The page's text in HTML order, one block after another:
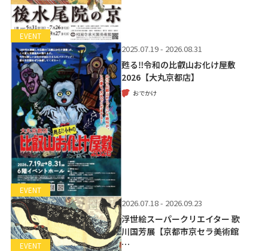
EVENT
EVENT
2025.07.19 - 2026.08.31
甦る‼令和の比叡山お化け屋敷
2026【大丸京都店】
おでかけ
EVENT
2026.07.18 - 2026.09.23
浮世絵スーパークリエイター 歌
川国芳展【京都市京セラ美術館
…